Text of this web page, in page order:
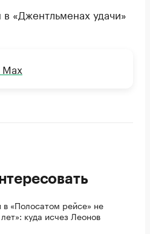
«Джентльменах удачи»
в «Полосатом рейсе» не
куда исчез Леонов